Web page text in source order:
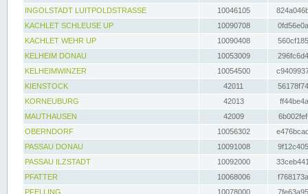
INGOLSTADT LUITPOLDSTRASSE
10046105
KACHLET SCHLEUSE UP
10090708
KACHLET WEHR UP
10090408
KELHEIM DONAU
10053009
KELHEIMWINZER
10054500
KIENSTOCK
42011
KORNEUBURG
42013
MAUTHAUSEN
42009
OBERNDORF
10056302
PASSAU DONAU
10091008
PASSAU ILZSTADT
10092000
PFATTER
10068006
PFELLING
10078000